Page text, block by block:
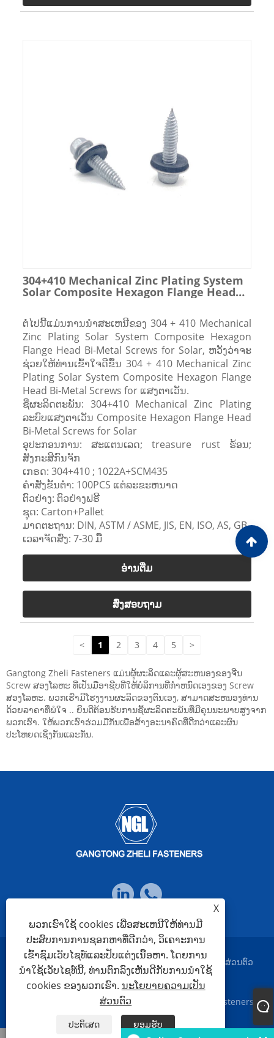
304+410 Mechanical Zinc Plating System
Solar Composite Hexagon Flange Head
ຕໍ່ໄປນີ້ແມ່ນການນໍາສະເຫນີຂອງ 304 + 410 Mechanical
Zinc Plating Solar System Composite Hexagon
Flange Head Bi-Metal Screws for Solar, ຫວັງວ່າຈະ
ຊ່ວຍໃຫ້ທ່ານເຂົ້າໃຈດີຂຶ້ນ 304 + 410 Mechanical Zinc
Plating Solar System Composite Hexagon Flange
Head Bi-Metal Screws for ແສງຕາເວັນ.
ຊື່​ຜະ​ລິດ​ຕະ​ພັນ: 304+410 Mechanical Zinc Plating
ລະບົບແສງຕາເວັນ Composite Hexagon Flange Head
Bi-Metal Screws for Solar
ອຸປະກອນການ: ສະແຕນເລດ; treasure rust ຮ້ອນ;
ສັງກະສີກົນຈັກ
ເກຣດ: 304+410 ; 1022A+SCM435
ຄໍາສັ່ງຂັ້ນຕ່ໍາ: 100PCS ແຕ່ລະຂະຫນາດ
ຕົວຢ່າງ: ຕົວຢ່າງຟຣີ
ຊຸດ: Carton+Pallet
ມາດຕະຖານ: DIN, ASTM / ASME, JIS, EN, ISO, AS, GB
ເວລາຈັດສົ່ງ: 7-30 ມື້
ອ່ານ​ຕື່ມ
ສົ່ງສອບຖາມ
< 1 2 3 4 5 >
Gangtong Zheli Fasteners ແມ່ນຜູ້ຜະລິດແລະຜູ້ສະຫນອງຂອງຈີນ
Screw ສອງໂລຫະ ທີ່ເປັນມືອາຊີບທີ່ໃຫ້ບໍລິການທີ່ກໍາຫນົດເອງຂອງ Screw
ສອງໂລຫະ. ພວກເຮົາມີໂຮງງານຜະລິດຂອງຕົນເອງ, ສາມາດສະຫນອງທ່ານ
ດ້ວຍລາຄາທີ່ພໍໃຈ .. ຍິນດີຕ້ອນຮັບການຊື້ຜະລິດຕະພັນທີ່ມີຄຸນນະພາບສູງຈາກ
ພວກເຮົາ. ໃຫ້ພວກເຮົາຮ່ວມມືກັນເພື່ອສ້າງອະນາຄົດທີ່ດີກວ່າແລະຜົນ
ປະໂຫຍດເຊິ່ງກັນແລະກັນ.
X
ພວກເຮົາໃຊ້ cookies ເພື່ອສະເຫນີໃຫ້ທ່ານມີ
ປະສົບການການຊອກຫາທີ່ດີກວ່າ, ວິເຄາະການ
ເຂົ້າຊົມເວັບໄຊທ໌ແລະປັບແຕ່ງເນື້ອຫາ. ໂດຍການ
ນໍາໃຊ້ເວັບໄຊທ໌ນີ້, ທ່ານຕົກລົງເຫັນດີກັບການນໍາໃຊ້
cookies ຂອງພວກເຮົາ. ນະໂຍບາຍຄວາມເປັນ
ສ່ວນຕົວ
ປະຕິເສດ
ຍອມຮັບ
Links Sitemap RSS XML ນະໂຍບາຍຄວາມເປັນສ່ວນຕົວ
ສະຫງວນລິຂະສິດ © 2023 Ningbo Gangtong Zheli Fasteners
Co.,Ltd. ສະຫງວນລິຂະສິດທັງໝົດ